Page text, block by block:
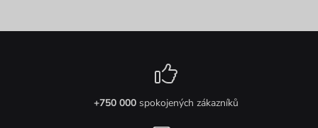
+750 000spokojených zákazníků